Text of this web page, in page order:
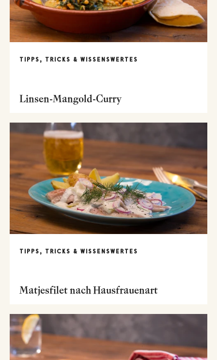
TIPPS, TRICKS & WISSENSWERTES
Linsen-Mangold-Curry
TIPPS, TRICKS & WISSENSWERTES
Matjesfilet nach Hausfrauenart